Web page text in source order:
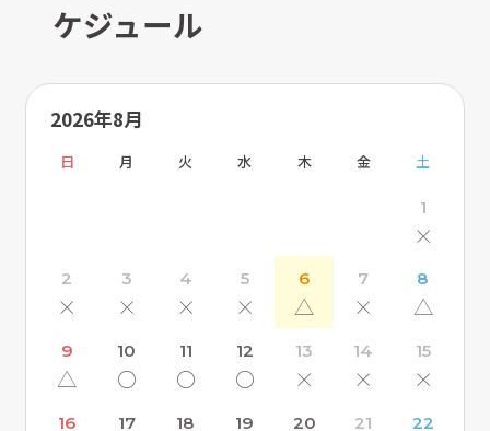
ケジュール
2026年8月
日 月 火 水 木 金 土
1
×
2
×
3
×
4
×
5
×
6
△
7
×
8
△
9
△
10
〇
11
〇
12
〇
13
×
14
×
15
×
16 17 18 19 20 21 22